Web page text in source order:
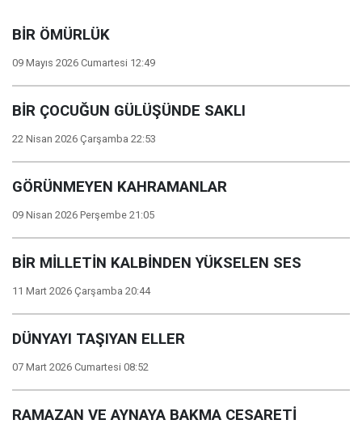
BİR ÖMÜRLÜK
09 Mayıs 2026 Cumartesi 12:49
BİR ÇOCUĞUN GÜLÜŞÜNDE SAKLI
22 Nisan 2026 Çarşamba 22:53
GÖRÜNMEYEN KAHRAMANLAR
09 Nisan 2026 Perşembe 21:05
BİR MİLLETİN KALBİNDEN YÜKSELEN SES
11 Mart 2026 Çarşamba 20:44
DÜNYAYI TAŞIYAN ELLER
07 Mart 2026 Cumartesi 08:52
RAMAZAN VE AYNAYA BAKMA CESARETİ